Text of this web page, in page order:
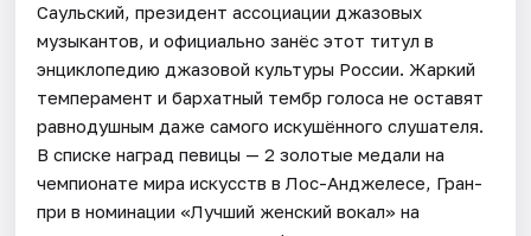
Саульский, президент ассоциации джазовых
музыкантов, и официально занёс этот титул в
энциклопедию джазовой культуры России. Жаркий
темперамент и бархатный тембр голоса не оставят
равнодушным даже самого искушённого слушателя.
В списке наград певицы — 2 золотые медали на
чемпионате мира искусств в Лос-Анджелесе, Гран-
при в номинации «Лучший женский вокал» на